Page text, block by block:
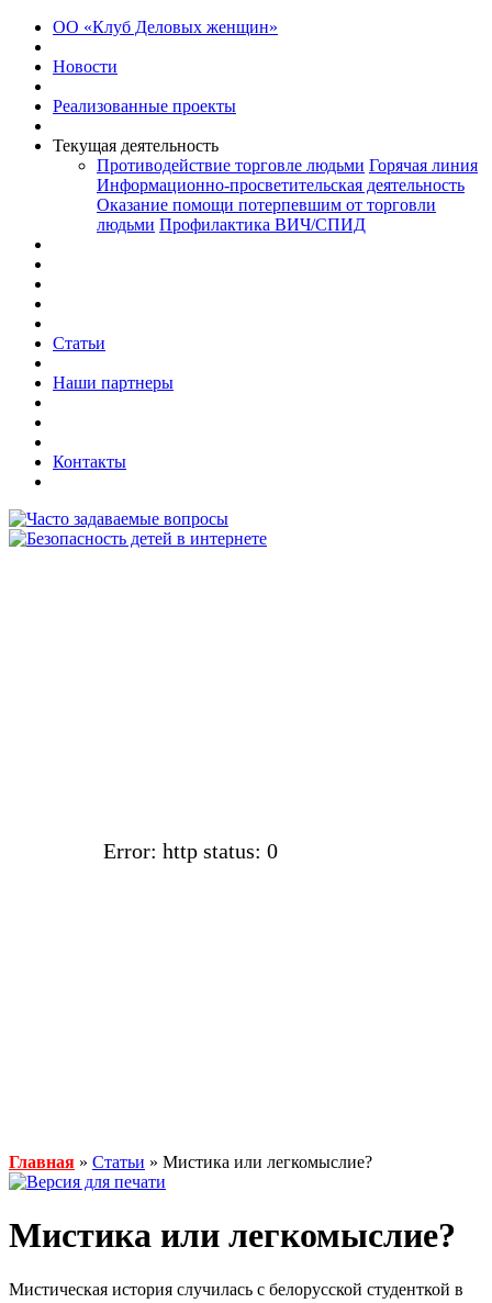
ОО «Клуб Деловых женщин»
Новости
Реализованные проекты
Текущая деятельность
Противодействие торговле людьми Горячая линия
Информационно-просветительская деятельность
Оказание помощи потерпевшим от торговли
людьми Профилактика ВИЧ/СПИД
Статьи
Наши партнеры
Контакты
Error: http status: 0
Главная » Статьи » Мистика или легкомыслие?
Мистика или легкомыслие?
Мистическая история случилась с белорусской студенткой в